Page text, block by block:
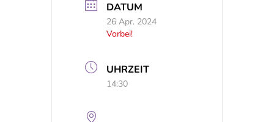
DATUM
26 Apr. 2024
Vorbei!
UHRZEIT
14:30